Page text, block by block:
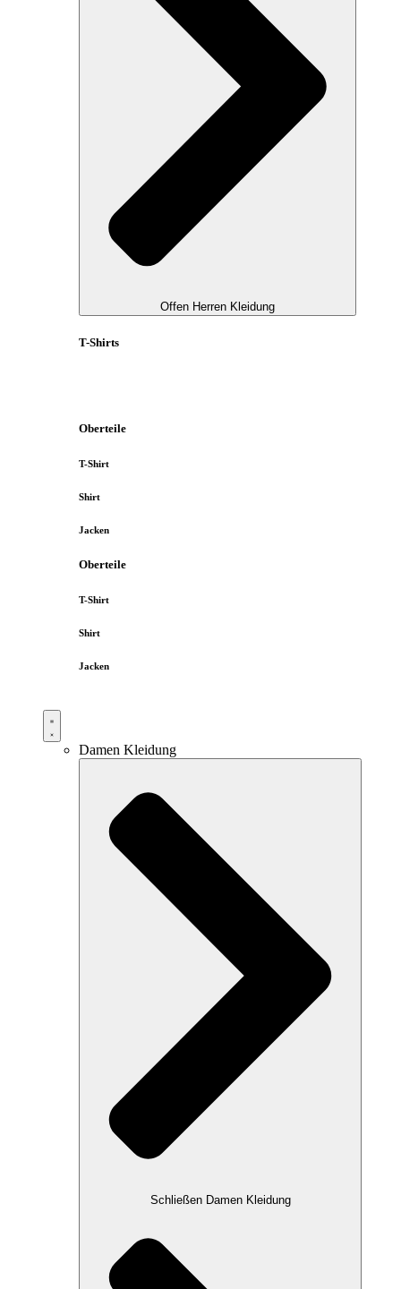
Offen Herren Kleidung
T-Shirts
Oberteile
T-Shirt
Shirt
Jacken
Oberteile
T-Shirt
Shirt
Jacken
Damen Kleidung
Schließen Damen Kleidung